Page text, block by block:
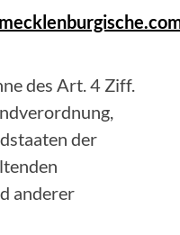
des Art. 4 Ziff.
der
anderer